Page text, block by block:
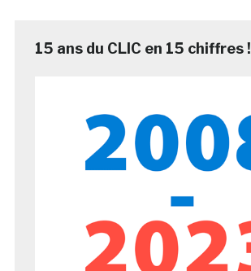
15 ans du CLIC en 15 chiffres !